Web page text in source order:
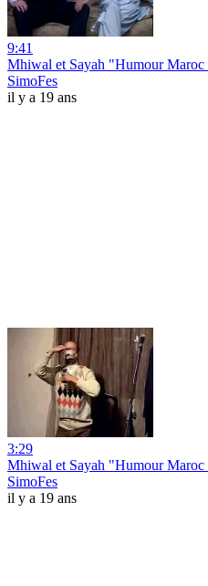
9:41
Mhiwal et Sayah "Humour
SimoFes
il y a 19 ans
3:29
Mhiwal et Sayah "Humour
SimoFes
il y a 19 ans